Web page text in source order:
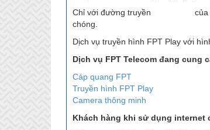
Chỉ với đường truyền
của
chóng.
Dịch vụ truyền hình FPT Play với
Dịch vụ FPT Telecom đang cung
Cáp quang FPT
Truyền hình FPT Play
Camera thông minh
Khách hàng khi sử dụng internet